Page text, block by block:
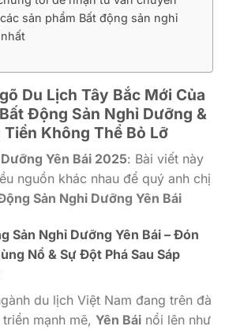
sản phẩm Bất động sản nghỉ
Du Lịch Tây Bắc Mới Của
Động Sản Nghỉ Dưỡng &
Không Thể Bỏ Lỡ
Yên Bái 2025: Bài viết này
nguồn khác nhau để quý anh chị
Sản Nghỉ Dưỡng Yên Bái
Sản Nghỉ Dưỡng Yên Bái – Đón
Nổ & Sự Đột Phá Sau Sáp
du lịch Việt Nam đang trên đà
mạnh mẽ, Yên Báinổi lên như